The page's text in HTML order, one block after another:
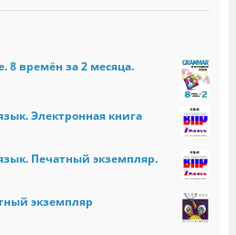
8 времён за 2 месяца.
Электронная книга
Печатный экземпляр.
экземпляр